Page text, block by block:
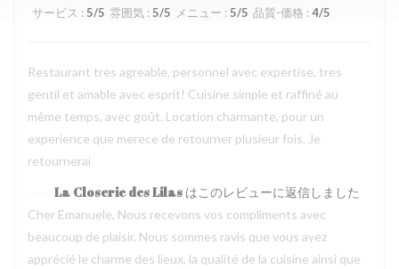
サービス : 5/5 雰囲気 : 5/5 メニュー :5/5 品質-価格 : 4/5
Restaurant tres agreable, personnel avec expertise, tres
gentil et amable avec esprit! Cuisine simple et raffiné au
même temps, avec goût. Location charmante, pour un
experience que merece de retourner plusieur fois. Je
retournerai
La Closerie des Lilas はこのレビューに返信しました
Cher Emanuele, Nous recevons vos compliments avec
beaucoup de plaisir. Nous sommes ravis que vous ayez
apprécié le charme des lieux, la qualité de la cuisine ainsi que